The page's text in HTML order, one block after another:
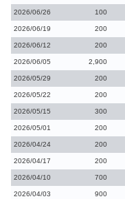
2026/06/26 100
2026/06/19 200
2026/06/12 200
2026/06/05 2,900
2026/05/29 200
2026/05/22 200
2026/05/15 300
2026/05/01 200
2026/04/24 200
2026/04/17 200
2026/04/10 700
2026/04/03 900